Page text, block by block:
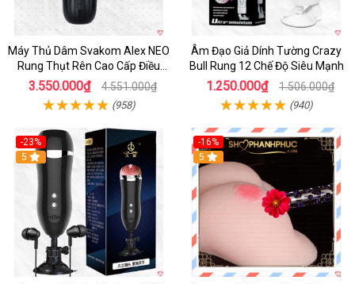
Máy Thủ Dâm Svakom Alex NEO
Rung Thụt Rên Cao Cấp Điều
Khiển App
3.550.000₫ 4.551.000₫
(958)
Âm Đạo Giả Dính Tường Crazy
Bull Rung 12 Chế Độ Siêu Mạnh
1.250.000₫ 1.506.000₫
(940)
-23%
5
-16%
5